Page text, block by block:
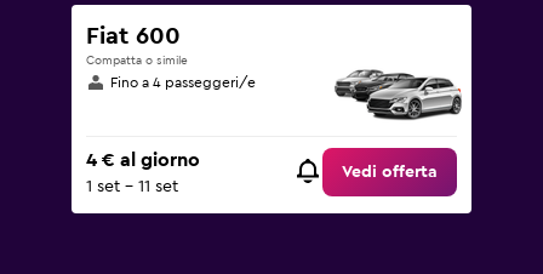
Fiat 600
Compatta o simile
Fino a 4 passeggeri/e
4 € al giorno
1 set - 11 set
Vedi offerta